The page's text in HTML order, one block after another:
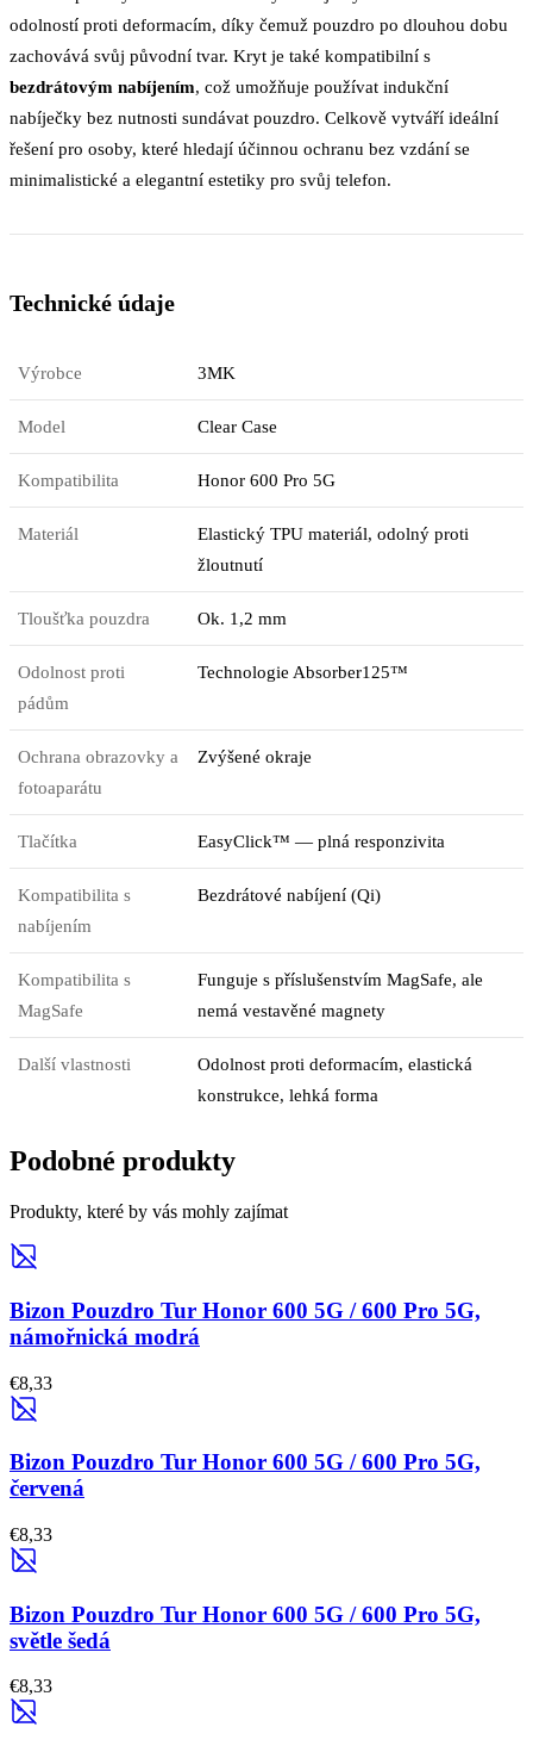
odolností proti deformacím, díky čemuž pouzdro po dlouhou dobu
zachovává svůj původní tvar. Kryt je také kompatibilní s
bezdrátovým nabíjením, což umožňuje používat indukční
nabíječky bez nutnosti sundávat pouzdro. Celkově vytváří ideální
řešení pro osoby, které hledají účinnou ochranu bez vzdání se
minimalistické a elegantní estetiky pro svůj telefon.
Technické údaje
Výrobce 3MK
Model Clear Case
Kompatibilita Honor 600 Pro 5G
Materiál
Elastický TPU materiál, odolný proti
žloutnutí
Tloušťka pouzdra Ok. 1,2 mm
Odolnost proti
pádům
Technologie Absorber125™
Ochrana obrazovky a
fotoaparátu
Zvýšené okraje
Tlačítka EasyClick™ — plná responzivita
Kompatibilita s
nabíjením
Bezdrátové nabíjení (Qi)
Kompatibilita s
MagSafe
Funguje s příslušenstvím MagSafe, ale
nemá vestavěné magnety
Další vlastnosti
Odolnost proti deformacím, elastická
konstrukce, lehká forma
Podobné produkty
Produkty, které by vás mohly zajímat
Bizon Pouzdro Tur Honor 600 5G / 600 Pro 5G,
námořnická modrá
€8,33
Bizon Pouzdro Tur Honor 600 5G / 600 Pro 5G,
červená
€8,33
Bizon Pouzdro Tur Honor 600 5G / 600 Pro 5G,
světle šedá
€8,33